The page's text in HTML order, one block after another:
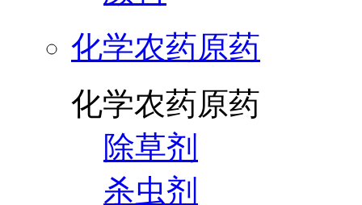
化学农药原药
化学农药原药
除草剂
杀虫剂